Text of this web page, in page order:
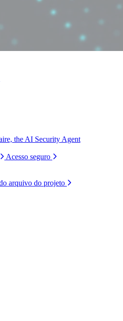
the AI Security Agent
Acesso seguro
arquivo do projeto